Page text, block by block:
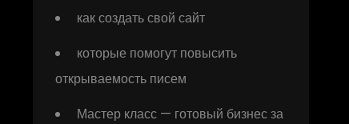
как создать свой сайт
которые помогут повысить
открываемость писем
Мастер класс — готовый бизнес за